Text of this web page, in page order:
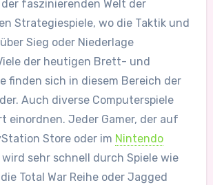
faszinierenden Welt der
Strategiespiele, wo die Taktik und
Sieg oder Niederlage
der heutigen Brett- und
finden sich in diesem Bereich der
Auch diverse Computerspiele
einordnen. Jeder Gamer, der auf
Store oder im Nintendo
sehr schnell durch Spiele wie
Total War Reihe oder Jagged